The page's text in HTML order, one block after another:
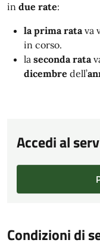
in due rate:
la prima ratava
in corso.
la seconda rata
dicembre dell’
Accedi al
Condizioni di